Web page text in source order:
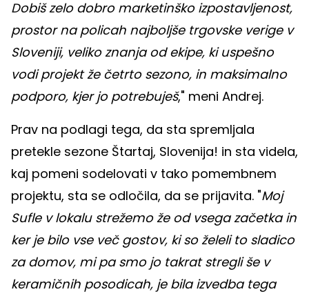
Dobiš zelo dobro marketinško izpostavljenost,
prostor na policah najboljše trgovske verige v
Sloveniji, veliko znanja od ekipe, ki uspešno
vodi projekt že četrto sezono, in maksimalno
podporo, kjer jo potrebuješ," meni Andrej.
Prav na podlagi tega, da sta spremljala
pretekle sezone Štartaj, Slovenija! in sta videla,
kaj pomeni sodelovati v tako pomembnem
projektu, sta se odločila, da se prijavita. "Moj
Sufle v lokalu strežemo že od vsega začetka in
ker je bilo vse več gostov, ki so želeli to sladico
za domov, mi pa smo jo takrat stregli še v
keramičnih posodicah, je bila izvedba tega